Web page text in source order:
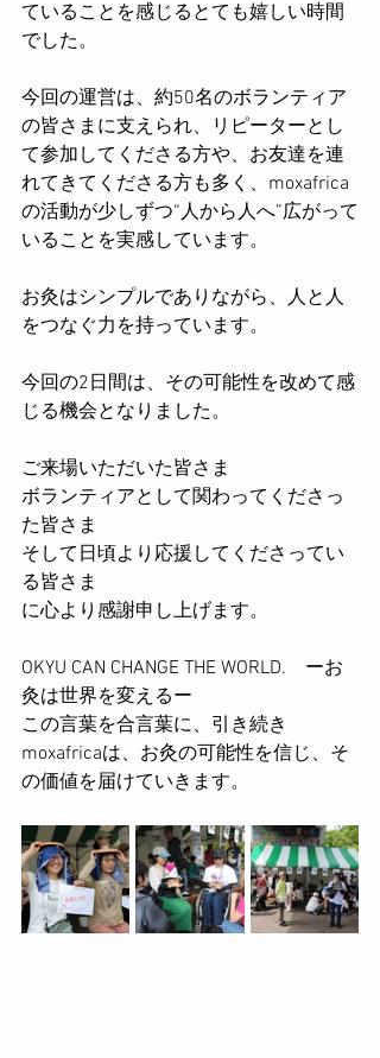
ていることを感じるとても嬉しい時間
でした。
今回の運営は、約50名のボランティア
の皆さまに支えられ、リピーターとし
て参加してくださる方や、お友達を連
れてきてくださる方も多く、moxafrica
の活動が少しずつ“人から人へ”広がって
いることを実感しています。
お灸はシンプルでありながら、人と人
をつなぐ力を持っています。
今回の2日間は、その可能性を改めて感
じる機会となりました。
ご来場いただいた皆さま
ボランティアとして関わってくださっ
た皆さま
そして日頃より応援してくださってい
る皆さま
に心より感謝申し上げます。
OKYU CAN CHANGE THE WORLD.　ーお
灸は世界を変えるー
この言葉を合言葉に、引き続き
moxafricaは、お灸の可能性を信じ、そ
の価値を届けていきます。